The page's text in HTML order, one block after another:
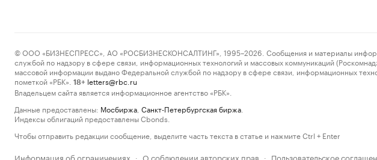
© ООО «БИЗНЕСПРЕСС», АО «РОСБИЗНЕСКОНСАЛТИНГ», 1995–2026. Сообщения и материалы
службой по надзору в сфере связи, информационных технологий и массовых коммуникаций
массовой информации выдано Федеральной службой по надзору в сфере связи, информационных
пометкой «РБК».
18+ letters@rbc.ru
Владельцем сайта является информационное агентство «РБК».
Данные предоставлены: Мосбиржа Санкт-Петербургская биржа
Индексы облигаций предоставлены Cbonds.
Чтобы отправить редакции сообщение, выделите часть текста в статье и нажмите Ctrl + Enter
Информация об ограничениях · О соблюдении авторских прав · Пользовательское